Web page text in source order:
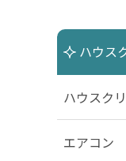
ハウス
ハウスク
エアコン